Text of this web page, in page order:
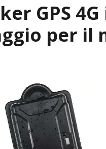
GPS
per il